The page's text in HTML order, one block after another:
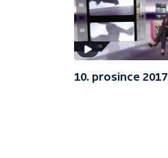
10. prosince 2017